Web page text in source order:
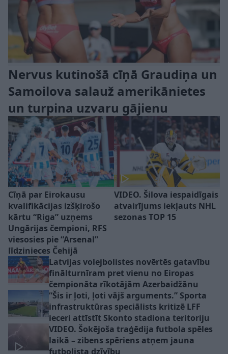
Nervus kutinošā cīņā Graudiņa un
Samoilova salauž amerikānietes
un turpina uzvaru gājienu
Cīņā par Eirokausu
kvalifikācijas izšķirošo
kārtu “Riga” uzņems
Ungārijas čempioni, RFS
viesosies pie “Arsenal”
līdzinieces Čehijā
VIDEO. Šilova iespaidīgais
atvairījums iekļauts NHL
sezonas TOP 15
Latvijas volejbolistes novērtēs gatavību
finālturnīram pret vienu no Eiropas
čempionāta rīkotājām Azerbaidžānu
“Šis ir ļoti, ļoti vājš arguments.” Sporta
infrastruktūras speciālists kritizē LFF
ieceri attīstīt Skonto stadiona teritoriju
VIDEO. Šokējoša traģēdija futbola spēles
laikā – zibens spēriens atņem jauna
futbolista dzīvību